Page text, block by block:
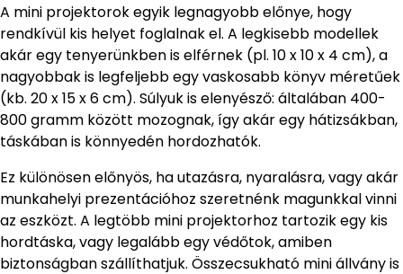
A mini projektorok egyik legnagyobb előnye, hogy
rendkívül kis helyet foglalnak el. A legkisebb modellek
akár egy tenyerünkben is elférnek (pl. 10 x 10 x 4 cm), a
nagyobbak is legfeljebb egy vaskosabb könyv méretűek
(kb. 20 x 15 x 6 cm). Súlyuk is elenyésző: általában 400-
800 gramm között mozognak, így akár egy hátizsákban,
táskában is könnyedén hordozhatók.
Ez különösen előnyös, ha utazásra, nyaralásra, vagy akár
munkahelyi prezentációhoz szeretnénk magunkkal vinni
az eszközt. A legtöbb mini projektorhoz tartozik egy kis
hordtáska, vagy legalább egy védőtok, amiben
biztonságban szállíthatjuk. Összecsukható mini állvány is